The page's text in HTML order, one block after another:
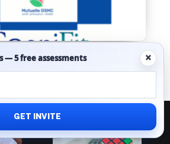
et CogniFit s’associent pour
— 5 free assessments ×
GET INVITE